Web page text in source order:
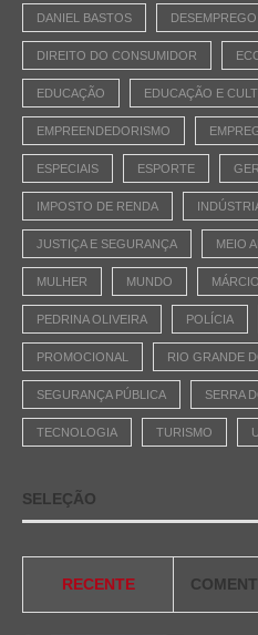
DANIEL BASTOS DESEMPREGO
DIREITO DO CONSUMIDOR
EDUCAÇÃO EDUCAÇÃO E
EMPREENDEDORISMO
ESPECIAIS ESPORTE
IMPOSTO DE RENDA
JUSTIÇA E SEGURANÇA MEIO
MULHER MUNDO
PEDRINA OLIVEIRA POLÍCIA
PROMOCIONAL RIO GRANDE
SEGURANÇA PÚBLICA SERRA
TECNOLOGIA TURISMO
SELEÇÃO
RECENTE